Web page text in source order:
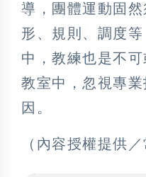
導，團體運動固
形、規則、調度
中，教練也是不
教室中，忽視專
因。
（內容授權提供／